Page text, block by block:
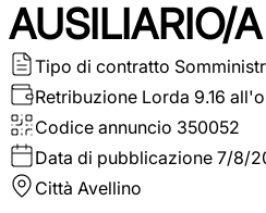
AUSILIARIO/
Tipo di contratto
Retribuzione Lorda 9.16
Codice annuncio 350052
Data di pubblicazione 7/8/
Città Avellino